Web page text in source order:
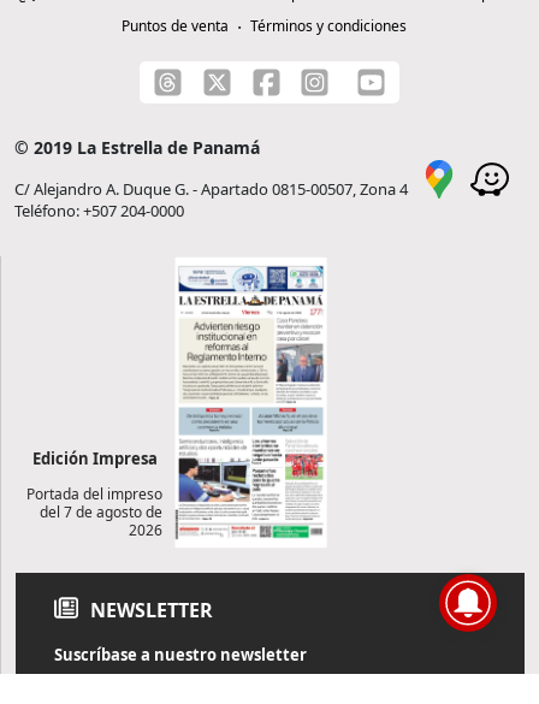
Puntos de venta
Términos y condiciones
© 2019 La Estrella de Panamá
C/ Alejandro A. Duque G. - Apartado 0815-00507, Zona 4
Teléfono: +507 204-0000
Edición Impresa
Portada del impreso
del 7 de agosto de
2026
NEWSLETTER
Suscríbase a nuestro newsletter
Reciba diariamente información de actualidad directamente en